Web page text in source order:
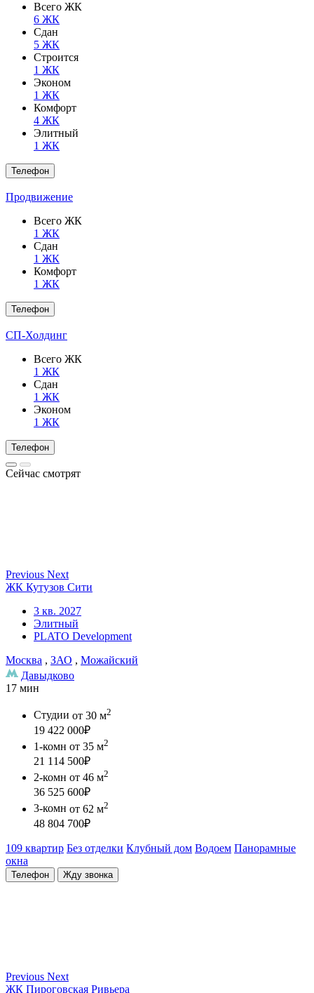
Всего ЖК
6 ЖК
Сдан
5 ЖК
Строится
1 ЖК
Эконом
1 ЖК
Комфорт
4 ЖК
Элитный
1 ЖК
Телефон
Продвижение
Всего ЖК
1 ЖК
Сдан
1 ЖК
Комфорт
1 ЖК
Телефон
СП-Холдинг
Всего ЖК
1 ЖК
Сдан
1 ЖК
Эконом
1 ЖК
Телефон
Сейчас смотрят
Previous Next
ЖК Кутузов Сити
3 кв. 2027
Элитный
PLATO Development
Москва , ЗАО , Можайский
Давыдково
17 мин
Студии от 30 м2
19 422 000₽
1-комн от 35 м2
21 114 500₽
2-комн от 46 м2
36 525 600₽
3-комн от 62 м2
48 804 700₽
109 квартир Без отделки Клубный дом Водоем Панорамные
окна
Телефон Жду звонка
Previous Next
ЖК Пироговская Ривьера